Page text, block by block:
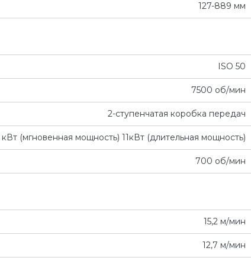
127-889 мм
ISO 50
7500 об/мин
2-ступенчатая коробка передач
кВт (мгновенная мощность) 11кВт (длительная мощность)
700 об/мин
15,2 м/мин
12,7 м/мин